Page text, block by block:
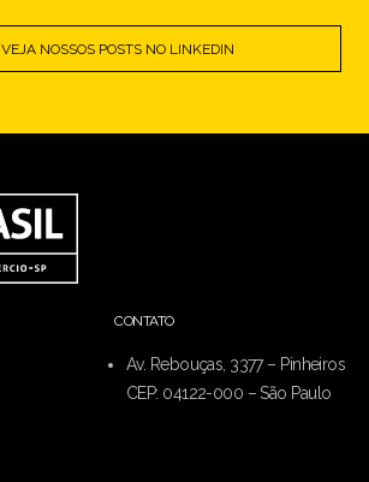
VEJA NOSSOS POSTS NO LINKEDIN
CONTATO
Av. Rebouças, 3377 – Pinheiros
CEP: 04122-000 – São Paulo